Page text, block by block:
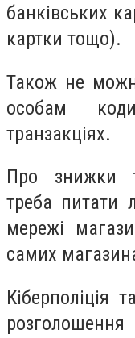
банківських
картки тощо).
Також не
особам
транзакціях.
Про знижки
треба питати
мережі
самих
Кіберполіція
розголошення